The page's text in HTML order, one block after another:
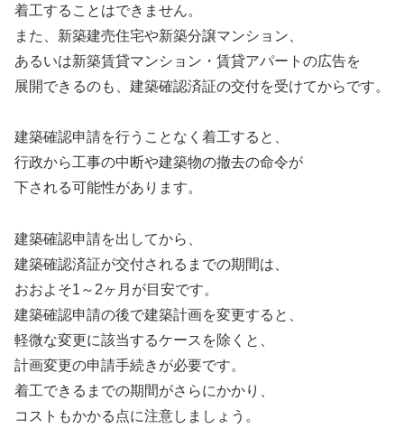
着工することはできません。
また、新築建売住宅や新築分譲マンション、
あるいは新築賃貸マンション・賃貸アパートの広告を
展開できるのも、建築確認済証の交付を受けてからです。
建築確認申請を行うことなく着工すると、
行政から工事の中断や建築物の撤去の命令が
下される可能性があります。
建築確認申請を出してから、
建築確認済証が交付されるまでの期間は、
おおよそ1～2ヶ月が目安です。
建築確認申請の後で建築計画を変更すると、
軽微な変更に該当するケースを除くと、
計画変更の申請手続きが必要です。
着工できるまでの期間がさらにかかり、
コストもかかる点に注意しましょう。